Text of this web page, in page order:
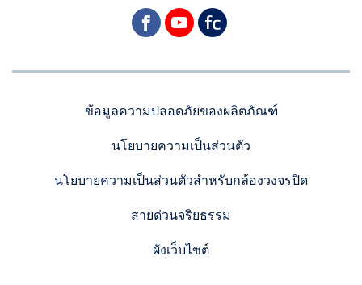
facebookyoutube
yara
ข้อมูลความปลอดภัยของผลิตภัณฑ์
นโยบายความเป็นส่วนตัว
นโยบายความเป็นส่วนตัวสำหรับกล้องวงจรปิด
สายด่วนจริยธรรม
ผังเว็บไซต์